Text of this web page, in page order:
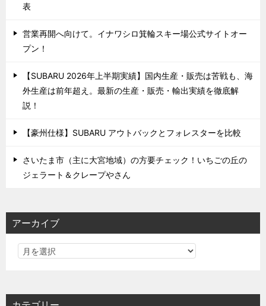
表
営業再開へ向けて。イナワシロ箕輪スキー場公式サイトオー
プン！
【SUBARU 2026年上半期実績】国内生産・販売は苦戦も、海
外生産は前年超え。最新の生産・販売・輸出実績を徹底解
説！
【豪州仕様】SUBARU アウトバックとフォレスターを比較
さいたま市（主に大宮地域）の方要チェック！いちごの丘の
ジェラート＆クレープやさん
アーカイブ